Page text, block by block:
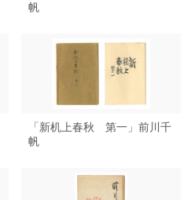
帆
「新机上春秋 第一」前川千
帆